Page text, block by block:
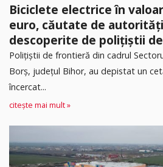
Biciclete electrice în
euro, căutate de
descoperite de polițiștii
Poliţiştii de frontieră din cadrul
Borș, județul Bihor, au depistat un
încercat...
citește mai mult »